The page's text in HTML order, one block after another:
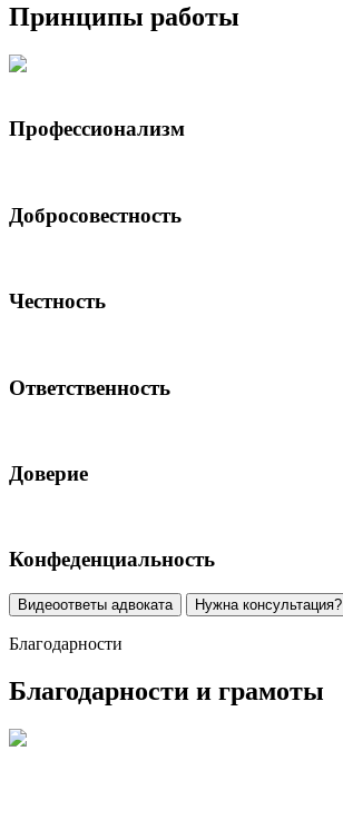
Принципы работы
Профессионализм
Добросовестность
Честность
Ответственность
Доверие
Конфеденциальность
Видеоответы адвоката Нужна консультация?
Благодарности
Благодарности и грамоты